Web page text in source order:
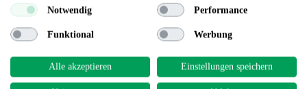
Notwendig Performance
Funktional Werbung
Alle akzeptieren Einstellungen speichern